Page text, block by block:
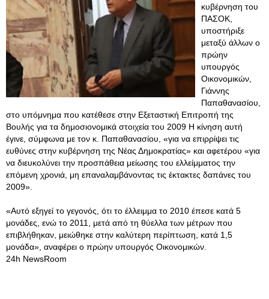
κυβέρνηση του
ΠΑΣΟΚ,
υποστήριξε
μεταξύ άλλων ο
πρώην
υπουργός
Οικονομικών,
Γιάννης
Παπαθανασίου,
στο υπόμνημα που κατέθεσε στην Εξεταστική Επιτροπή της
Βουλής για τα δημοσιονομικά στοιχεία του 2009 Η κίνηση αυτή
έγινε, σύμφωνα με τον κ. Παπαθανασίου, «για να επιρρίψει τις
ευθύνες στην κυβέρνηση της Νέας Δημοκρατίας» και αφετέρου «για
να διευκολύνει την προσπάθεια μείωσης του ελλείμματος την
επόμενη χρονιά, μη επαναλαμβάνοντας τις έκτακτες δαπάνες του
2009».
«Αυτό εξηγεί το γεγονός, ότι το έλλειμμα το 2010 έπεσε κατά 5
μονάδες, ενώ το 2011, μετά από τη θύελλα των μέτρων που
επιβλήθηκαν, μειώθηκε στην καλύτερη περίπτωση, κατά 1,5
μονάδα», αναφέρει ο πρώην υπουργός Οικονομικών.
24h NewsRoom